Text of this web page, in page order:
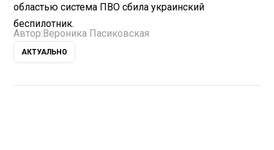
областью система ПВО сбила украинский
беспилотник.
Автор: Вероника Пасиковская
АКТУАЛЬНО